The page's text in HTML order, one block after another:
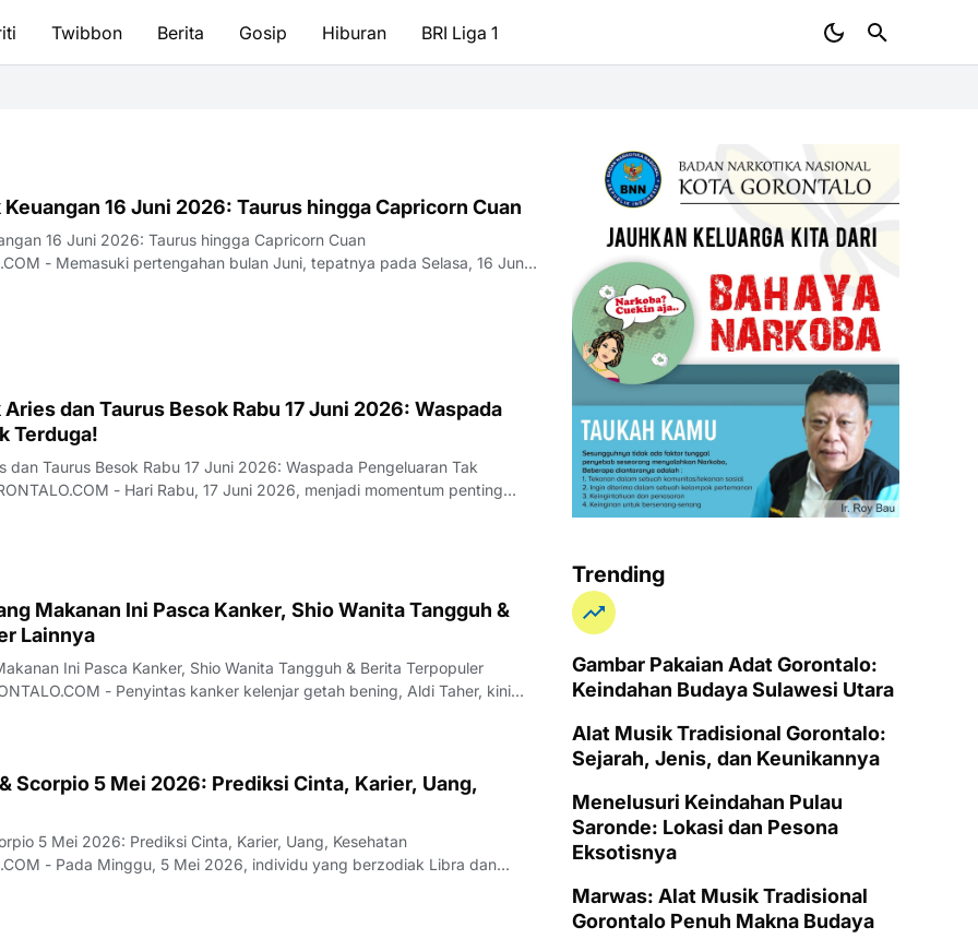
Twibbon Berita Gosip Hiburan BRI Liga 1
Keuangan 16 Juni 2026: Taurus hingga Capricorn Cuan
16 Juni 2026: Taurus hingga Capricorn Cuan
Selasa, 16 Juni
ta…
Aries dan Taurus Besok Rabu 17 Juni 2026: Waspada
Terduga!
dan Taurus Besok Rabu 17 Juni 2026: Waspada Pengeluaran Tak
2026, menjadi momentum penting
Makanan Ini Pasca Kanker, Shio Wanita Tangguh &
Lainnya
Ini Pasca Kanker, Shio Wanita Tangguh & Berita Terpopuler
getah bening, Aldi Taher, kini
Scorpio 5 Mei 2026: Prediksi Cinta, Karier, Uang,
5 Mei 2026: Prediksi Cinta, Karier, Uang, Kesehatan
Libra dan
Trending
Gambar Pakaian Adat Gorontalo:
Keindahan Budaya Sulawesi Utara
Alat Musik Tradisional Gorontalo:
Sejarah, Jenis, dan Keunikannya
Menelusuri Keindahan Pulau
Saronde: Lokasi dan Pesona
Eksotisnya
Marwas: Alat Musik Tradisional
Gorontalo Penuh Makna Budaya